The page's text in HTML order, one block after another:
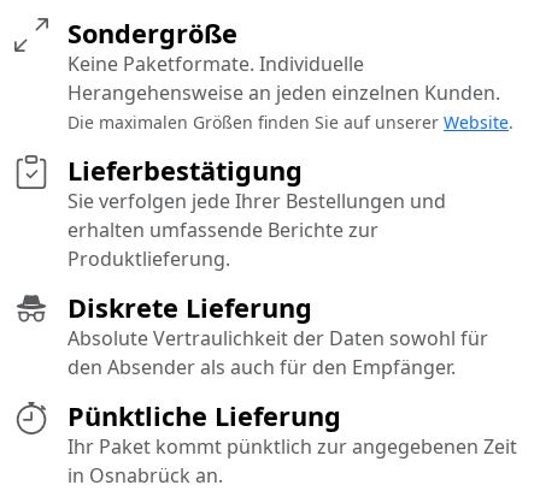
Pünktliche Lieferung
Ihr Paket kommt pünktlich zur angegebenen Zeit
in Osnabrück an.
Diskrete Lieferung
Absolute Vertraulichkeit der Daten sowohl für
den Absender als auch für den Empfänger.
Sondergröße
Keine Paketformate. Individuelle
Herangehensweise an jeden einzelnen Kunden.
Die maximalen Größen finden Sie auf unserer Website.
Lieferbestätigung
Sie verfolgen jede Ihrer Bestellungen und
erhalten umfassende Berichte zur
Produktlieferung.